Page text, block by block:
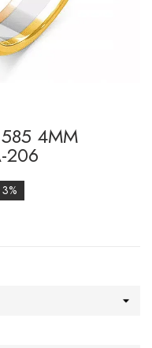
4MM
206